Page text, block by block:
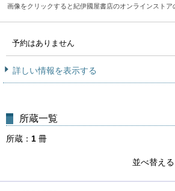
画像をクリックすると紀伊國屋書店のオンラインストア
予約はありません
詳しい情報を表示する
所蔵一覧
所蔵 1 冊
並べ替える